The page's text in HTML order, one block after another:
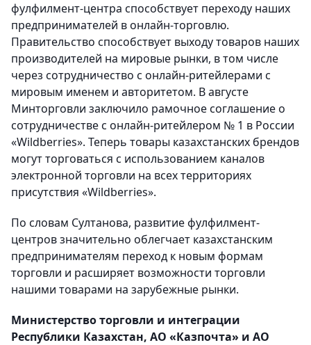
фулфилмент-центра способствует переходу наших
предпринимателей в онлайн-торговлю.
Правительство способствует выходу товаров наших
производителей на мировые рынки, в том числе
через сотрудничество с онлайн-ритейлерами с
мировым именем и авторитетом. В августе
Минторговли заключило рамочное соглашение о
сотрудничестве с онлайн-ритейлером № 1 в России
«Wildberries». Теперь товары казахстанских брендов
могут торговаться с использованием каналов
электронной торговли на всех территориях
присутствия «Wildberries».
По словам Султанова, развитие фулфилмент-
центров значительно облегчает казахстанским
предпринимателям переход к новым формам
торговли и расширяет возможности торговли
нашими товарами на зарубежные рынки.
Министерство торговли и интеграции
Республики Казахстан, АО «Казпочта» и АО